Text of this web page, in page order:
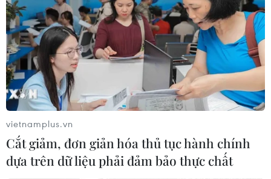
vietnamplus.vn
Cắt giảm, đơn giản hóa thủ tục hành chính
dựa trên dữ liệu phải đảm bảo thực chất